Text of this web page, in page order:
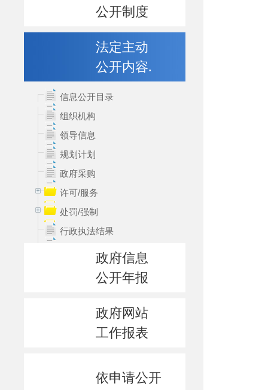
公开制度
法定主动
公开内容.
信息公开目录
组织机构
领导信息
规划计划
政府采购
许可/服务
处罚/强制
行政执法结果
其它主动公开内容
公益事业建设
重大决策预公开
政府信息
公开年报
政府网站
工作报表
依申请公开